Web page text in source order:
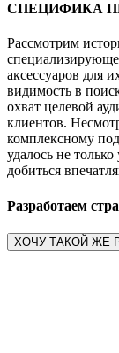
СПЕЦИФИКА
Рассмотрим
аксессуаров для
видимость в
охват целевой
клиентов.
комплексному
удалось не
добиться
Разработаем
ХОЧУ ТАКОЙ ЖЕ